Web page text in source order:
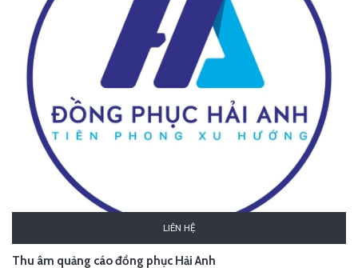
LIÊN HỆ
Thu âm quảng cáo đồng phục Hải Anh